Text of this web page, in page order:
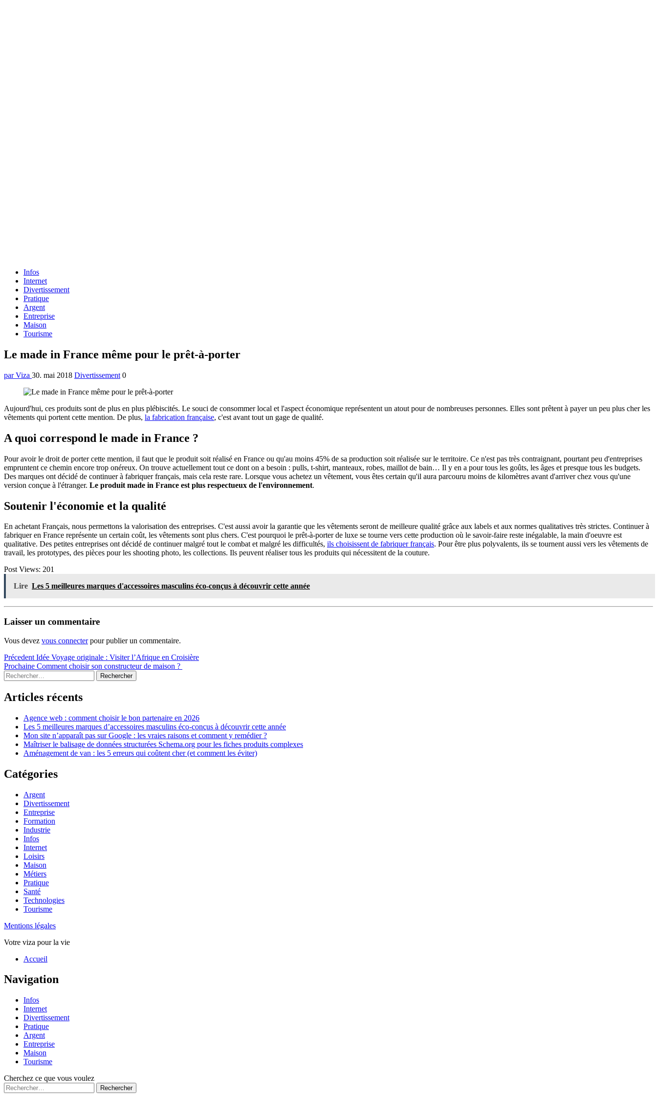
Formulaire
recherche
Infos
Internet
Divertissement
Pratique
Argent
Entreprise
Maison
Tourisme
Menu
Le made in France même pour le prêt-à-porter
par Viza 30. mai 2018 Divertissement 0
Aujourd'hui, ces produits sont de plus en plus plébiscités. Le souci de consommer local et l'aspect économique représentent un atout pour de nombreuses personnes. Elles sont prêtent à payer un peu plus cher les
vêtements qui portent cette mention. De plus, la fabrication française, c'est avant tout un gage de qualité.
A quoi correspond le made in France ?
Pour avoir le droit de porter cette mention, il faut que le produit soit réalisé en France ou qu'au moins 45% de sa production soit réalisée sur le territoire. Ce n'est pas très contraignant, pourtant peu d'entreprises
empruntent ce chemin encore trop onéreux. On trouve actuellement tout ce dont on a besoin : pulls, t-shirt, manteaux, robes, maillot de bain… Il y en a pour tous les goûts, les âges et presque tous les budgets.
Des marques ont décidé de continuer à fabriquer français, mais cela reste rare. Lorsque vous achetez un vêtement, vous êtes certain qu'il aura parcouru moins de kilomètres avant d'arriver chez vous qu'une
version conçue à l'étranger. Le produit made in France est plus respectueux de l'environnement.
Soutenir l'économie et la qualité
En achetant Français, nous permettons la valorisation des entreprises. C'est aussi avoir la garantie que les vêtements seront de meilleure qualité grâce aux labels et aux normes qualitatives très strictes. Continuer à
fabriquer en France représente un certain coût, les vêtements sont plus chers. C'est pourquoi le prêt-à-porter de luxe se tourne vers cette production où le savoir-faire reste inégalable, la main d'oeuvre est
qualitative. Des petites entreprises ont décidé de continuer malgré tout le combat et malgré les difficultés, ils choisissent de fabriquer français. Pour être plus polyvalents, ils se tournent aussi vers les vêtements de
travail, les prototypes, des pièces pour les shooting photo, les collections. Ils peuvent réaliser tous les produits qui nécessitent de la couture.
Post Views: 201
Lire Les 5 meilleures marques d'accessoires masculins éco-conçus à découvrir cette année
Laisser un commentaire
Vous devez vous connecterpour publier un commentaire.
Navigation
de
l’article
Précedent Article
précédent :
Idée Voyage originale : Visiter l’Afrique en Croisière
Prochaine Article
suivant :
Comment choisir son constructeur de maison ?
Sidebar
Rechercher :
Articles récents
Agence web : comment choisir le bon partenaire en 2026
Les 5 meilleures marques d’accessoires masculins éco-conçus à découvrir cette année
Mon site n’apparaît pas sur Google : les vraies raisons et comment y remédier ?
Maîtriser le balisage de données structurées Schema.org pour les fiches produits complexes
Aménagement de van : les 5 erreurs qui coûtent cher (et comment les éviter)
Catégories
Argent
Divertissement
Entreprise
Formation
Industrie
Infos
Internet
Loisirs
Maison
Métiers
Pratique
Santé
Technologies
Tourisme
Mentions légales
Votre viza pour la vie
Haut
page
Accueil
Navigation
Infos
Internet
Divertissement
Pratique
Argent
Entreprise
Maison
Tourisme
Cherchez ce que vous voulez
Rechercher :